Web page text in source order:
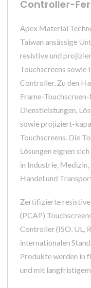
Controller-
Apex Material
Taiwan ansässige
resistive und
Touchscreens sowie
Controller. Zu den
Frame-
Dienstleistungen,
sowie projiziert-
Touchscreens. Die
Lösungen eignen
in Industrie,
Handel und
Zertifizierte
(PCAP)
Controller (ISO, UL,
internationalen
Produkte werden in
und mit